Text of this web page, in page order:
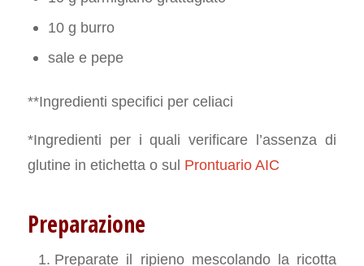
10 g burro
sale e pepe
**Ingredienti specifici per celiaci
*Ingredienti per i quali verificare l’assenza di
glutine in etichetta o sul Prontuario AIC
Preparazione
Preparate il ripieno mescolando la ricotta